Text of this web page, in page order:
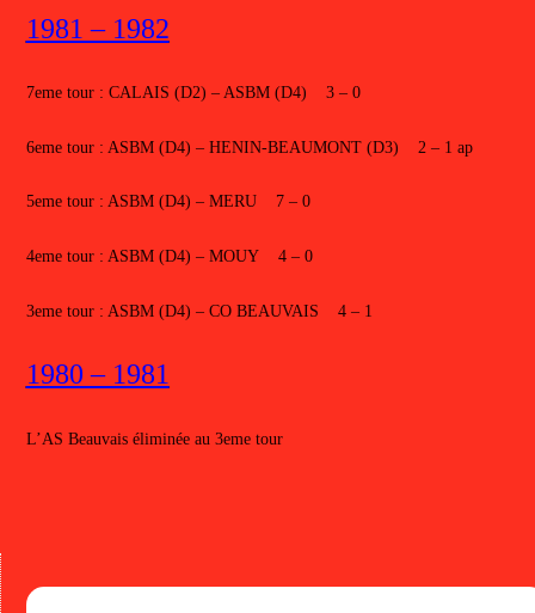
1981 – 1982
7eme tour : CALAIS (D2) – ASBM (D4) 3 – 0
6eme tour : ASBM (D4) – HENIN-BEAUMONT (D3) 2 – 1 ap
5eme tour : ASBM (D4) – MERU 7 – 0
4eme tour : ASBM (D4) – MOUY 4 – 0
3eme tour : ASBM (D4) – CO BEAUVAIS 4 – 1
1980 – 1981
L’AS Beauvais éliminée au 3eme tour